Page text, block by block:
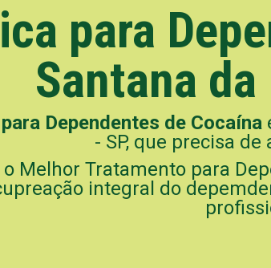
para
Santana
Dependentes de Cocaína
- SP, que precisa
Melhor Tratamento para
integral do